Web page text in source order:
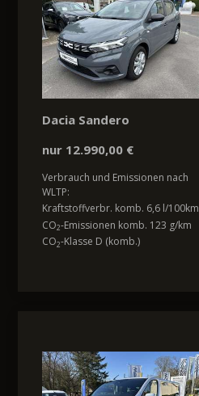
Dacia Sandero
nur 12.990,00 €
Verbrauch und Emissionen nach
WLTP:
Kraftstoffverbr. komb. 6,6 l/100km
CO2-Emissionen komb. 123 g/km
CO2-Klasse D (komb.)